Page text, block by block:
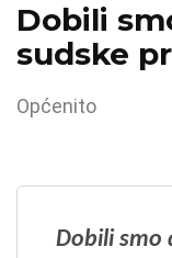
Dobili
sudske
Općenito
Dobili smo